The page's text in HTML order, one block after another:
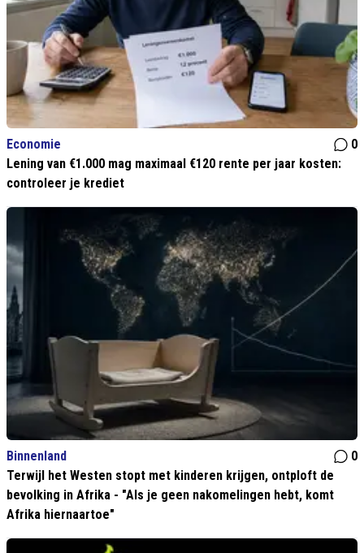
Economie
0
Lening van €1.000 mag maximaal €120 rente per jaar kosten:
controleer je krediet
Binnenland
0
Terwijl het Westen stopt met kinderen krijgen, ontploft de
bevolking in Afrika - "Als je geen nakomelingen hebt, komt
Afrika hiernaartoe"